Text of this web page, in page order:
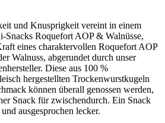
und Knusprigkeit vereint in einem
Snacks Roquefort AOP & Walnüsse,
eines charaktervollen Roquefort AOP
Walnuss, abgerundet durch unser
Diese aus 100 %
hergestellten Trockenwurstkugeln
können überall genossen werden,
Snack für zwischendurch. Ein Snack
ausgesprochen lecker.